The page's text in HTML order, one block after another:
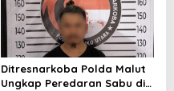
Ditresnarkoba Polda Malut
Ungkap Peredaran Sabu di